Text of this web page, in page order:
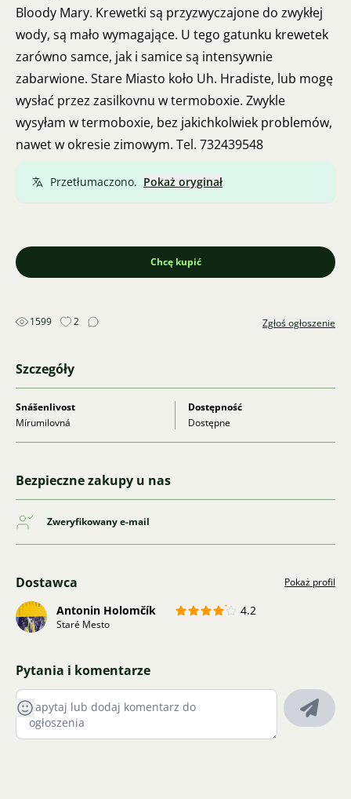
Bloody Mary. Krewetki są przyzwyczajone do zwykłej
wody, są mało wymagające. U tego gatunku krewetek
zarówno samce, jak i samice są intensywnie
zabarwione. Stare Miasto koło Uh. Hradiste, lub mogę
wysłać przez zasilkovnu w termoboxie. Zwykle
wysyłam w termoboxie, bez jakichkolwiek problemów,
nawet w okresie zimowym. Tel. 732439548
Przetłumaczono. Pokaż oryginał
Chcę kupić
1599 2 Zgłoś ogłoszenie
Szczegóły
Snášenlivost
Mírumilovná
Dostępność
Dostępne
Bezpieczne zakupy u nas
Zweryfikowany e-mail
Dostawca Pokaż profil
Antonin Holomčík 4.2
Staré Mesto
Pytania i komentarze